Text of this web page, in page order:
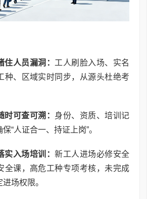
住人员漏洞： 工人刷脸入场、实名
种、区域实时同步，从源头杜绝考
可查可溯： 身份、资质、培训记
“人证合一、持证上岗”。
实入场培训： 新工人进场必修安全
全课，高危工种专项考核，未完成
场权限。